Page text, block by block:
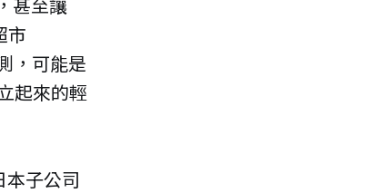
市
，可能是
起來的輕
本子公司